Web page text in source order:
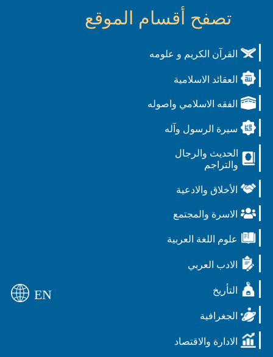
تصفح أقسام الموقع
القرآن الكريم و علومه
العقائد الاسلامية
الفقه الاسلامي واصوله
سيرة الرسول وآله
الحديث والرجال
والتراجم
الأخلاق والادعية
الاسرة والمجتمع
علوم اللغة العربية
الادب العربي
التأريخ
الجغرافية
الادارة والاقتصاد
EN